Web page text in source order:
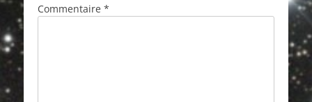
Commentaire *